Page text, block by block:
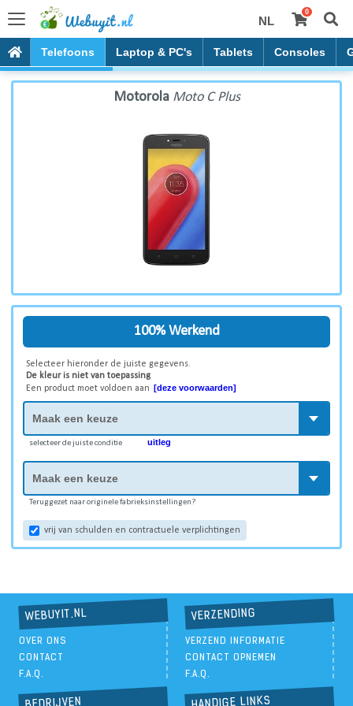
NL
0
Telefoons Laptop & PC's Tablets Consoles
Motorola Moto C Plus
Motorola Moto C Plus
100% Werkend
Selecteer hieronder de juiste gegevens.
De kleur is niet van toepassing
Een product moet voldoen aan [deze voorwaarden]
selecteer de juiste conditie uitleg
Teruggezet naar originele fabrieksinstellingen?
vrij van schulden en contractuele verplichtingen
WEBUYIT.NL
OVER ONS
CONTACT
F.A.Q.
VERZENDING
VERZEND INFORMATIE
CONTACT OPNEMEN
F.A.Q.